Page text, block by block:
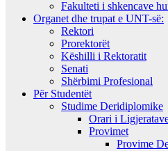
Fakulteti i shkencave
Organet dhe trupat e UNT-së:
Rektori
Prorektorët
Këshilli i Rektoratit
Senati
Shërbimi Profesional
Për Studentët
Studime Deridiplomike
Orari i
Provimet
Provime